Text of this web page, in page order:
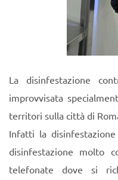
La disinfestazione
improvvisata
territori sulla città di
Infatti la
disinfestazione molto
telefonate dove si